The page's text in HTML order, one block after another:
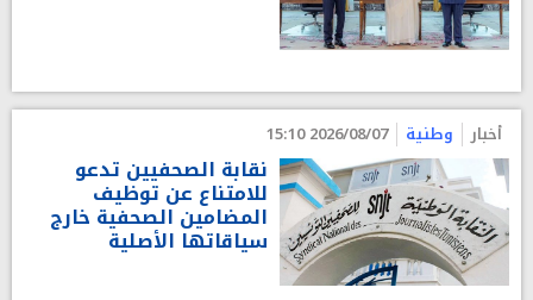
أخبار وطنية 2026/08/07 15:10
نقابة الصحفيين تدعو
للامتناع عن توظيف
المضامين الصحفية خارج
سياقاتها الأصلية